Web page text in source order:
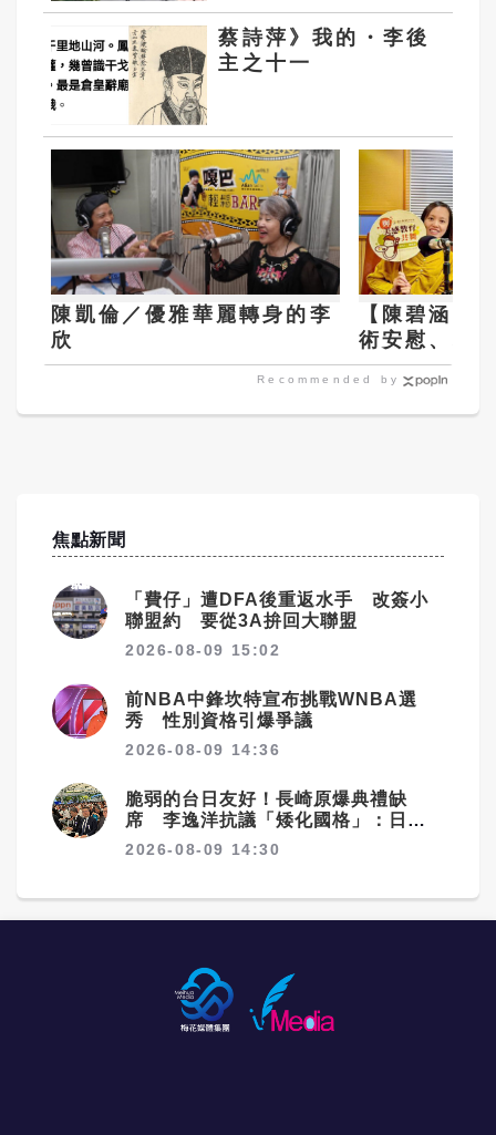
蔡詩萍》我的・李後
主之十一
陳凱倫／優雅華麗轉身的李
欣
【陳碧涵專
術安慰、穩
的人、心靈
Recommended by
焦點新聞
「費仔」遭DFA後重返水手 改簽小
聯盟約 要從3A拚回大聯盟
2026-08-09 15:02
前NBA中鋒坎特宣布挑戰WNBA選
秀 性別資格引爆爭議
2026-08-09 14:36
脆弱的台日友好！長崎原爆典禮缺
席 李逸洋抗議「矮化國格」：日媒
揭長崎特殊安排
2026-08-09 14:30